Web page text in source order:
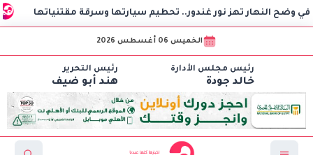
نبيل تهز نور غندور.. تحطيم سيارتها وسرقة مقتنياتها
الخميس 06 أغسطس 2026
رئيس مجلس الأدارة
خالد جودة
رئيس التحرير
هند أبو ضيف